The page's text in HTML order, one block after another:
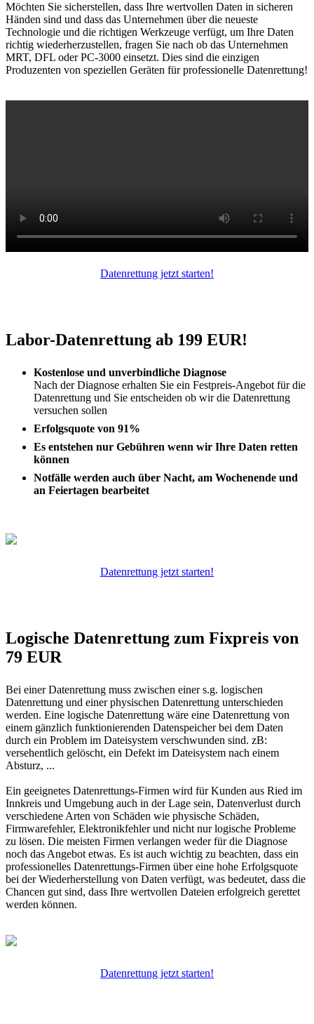
Möchten Sie sicherstellen, dass Ihre wertvollen Daten in sicheren
Händen sind und dass das Unternehmen über die neueste
Technologie und die richtigen Werkzeuge verfügt, um Ihre Daten
richtig wiederherzustellen, fragen Sie nach ob das Unternehmen
MRT, DFL oder PC-3000 einsetzt. Dies sind die einzigen
Produzenten von speziellen Geräten für professionelle Datenrettung!
Datenrettung jetzt starten!
Labor-Datenrettung ab 199 EUR!
Kostenlose und unverbindliche Diagnose
Nach der Diagnose erhalten Sie ein Festpreis-Angebot für die
Datenrettung und Sie entscheiden ob wir die Datenrettung
versuchen sollen
Erfolgsquote von 91%
Es entstehen nur Gebühren wenn wir Ihre Daten retten
können
Notfälle werden auch über Nacht, am Wochenende und
an Feiertagen bearbeitet
Datenrettung jetzt starten!
Logische Datenrettung zum Fixpreis von
79 EUR
Bei einer Datenrettung muss zwischen einer s.g. logischen
Datenrettung und einer physischen Datenrettung unterschieden
werden. Eine logische Datenrettung wäre eine Datenrettung von
einem gänzlich funktionierenden Datenspeicher bei dem Daten
durch ein Problem im Dateisystem verschwunden sind. zB:
versehentlich gelöscht, ein Defekt im Dateisystem nach einem
Absturz, ...
Ein geeignetes Datenrettungs-Firmen wird für Kunden aus Ried im
Innkreis und Umgebung auch in der Lage sein, Datenverlust durch
verschiedene Arten von Schäden wie physische Schäden,
Firmwarefehler, Elektronikfehler und nicht nur logische Probleme
zu lösen. Die meisten Firmen verlangen weder für die Diagnose
noch das Angebot etwas. Es ist auch wichtig zu beachten, dass ein
professionelles Datenrettungs-Firmen über eine hohe Erfolgsquote
bei der Wiederherstellung von Daten verfügt, was bedeutet, dass die
Chancen gut sind, dass Ihre wertvollen Dateien erfolgreich gerettet
werden können.
Datenrettung jetzt starten!